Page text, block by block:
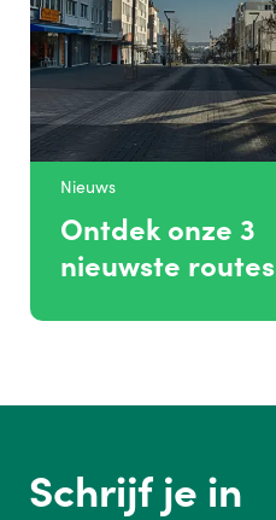
Nieuws
Ontdek onze 3
nieuwste routes
Schrijf je in